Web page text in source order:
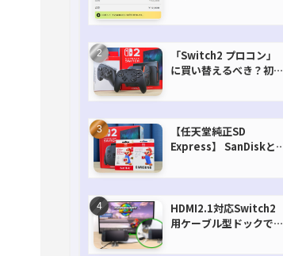
「Switch2 プロコン」
に買い替えるべき？初代
【任天堂純正SD
Express】 SanDiskと
HDMI2.1対応Switch2
用ケーブル型ドックで省